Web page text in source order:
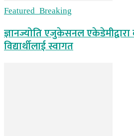
Featured_Breaking
ज्ञानज्योति एजुकेसनल एकेडेमीद्वारा
विद्यार्थीलाई स्वागत